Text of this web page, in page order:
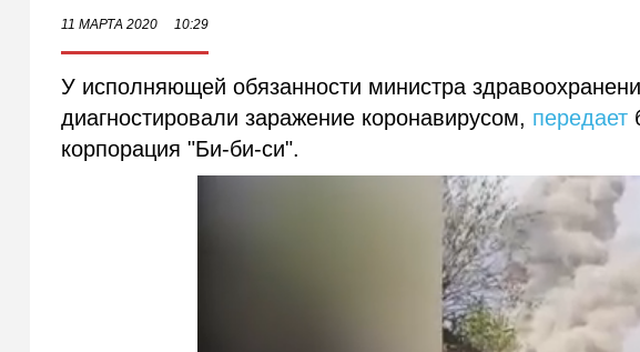
11 МАРТА 2020 10:29
У исполняющей обязанности министра
диагностировали заражение коронавирусом, передает
корпорация "Би-би-си".